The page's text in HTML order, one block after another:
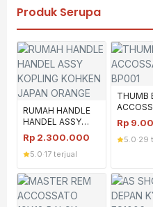
Produk Serupa
RUMAH HANDLE
HANDEL ASSY
KOPLING KOHKEN
JAPAN ORANGE
Rp 2.300.000
5.0 17 terjual
THUMB
BP001
Rp
5.0 29